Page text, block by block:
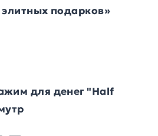
элитных подарков»
для денег "Half